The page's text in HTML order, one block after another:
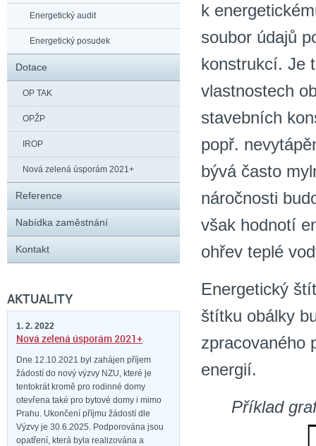
k
soubor údajů
konstrukcí. Je
vlastnostech
stavebních
popř.
bývá často
náročnosti
však hodnotí
ohřev teplé
Energetický
štítku obálky
zpracovaného
energií.
Příklad
Energetický audit
Energetický posudek
Dotace
OP TAK
OPŽP
IROP
Nová zelená úsporám 2021+
Reference
Nabídka zaměstnání
Kontakt
AKTUALITY
1. 2. 2022
Nová zelená úsporám 2021+
Dne 12.10.2021 byl zahájen příjem
žádostí do nový výzvy NZU, které je
tentokrát kromě pro rodinné domy
otevřena také pro bytové domy i mimo
Prahu. Ukončení příjmu žádostí dle
Výzvy je 30.6.2025. Podporována jsou
opatření, která byla realizována a